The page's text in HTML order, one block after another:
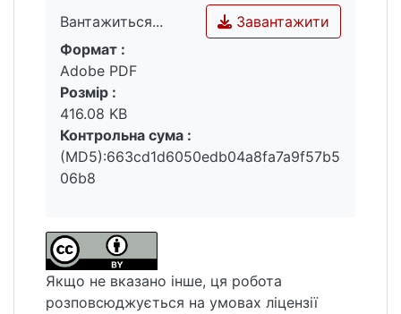
Вантажиться...
Вантажиться...
Завантажити
Формат :
Adobe PDF
Розмір :
416.08 KB
Контрольна сума :
(MD5):663cd1d6050edb04a8fa7a9f57b5
06b8
Якщо не вказано інше, ця робота
розповсюджується на умовах ліцензії